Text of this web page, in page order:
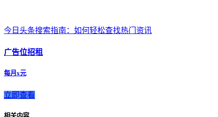
今日头条搜索指南：如何轻松查找热门资讯
广告位招租
每月x元
立即查看